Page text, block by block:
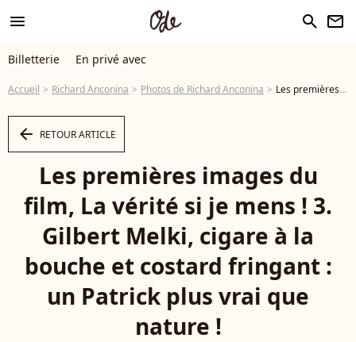
menu search newsletter
Billetterie En privé avec
Accueil Richard Anconina Photos de Richard Anconina Les premières images du film, La vérité si je mens ! 3. Gilbert Melki, cigare à la bouche et costard fringant : un Patrick plus vrai que nature ! - Photo
arrow_left RETOUR ARTICLE
Les premières images du
film, La vérité si je mens ! 3.
Gilbert Melki, cigare à la
bouche et costard fringant :
un Patrick plus vrai que
nature !